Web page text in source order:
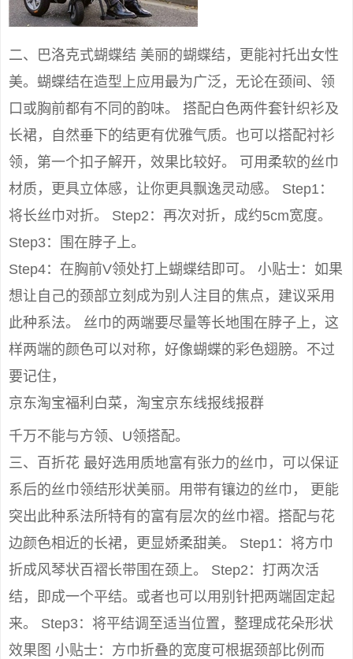
二、巴洛克式蝴蝶结 美丽的蝴蝶结，更能衬托出女性
美。蝴蝶结在造型上应用最为广泛，无论在颈间、领
口或胸前都有不同的韵味。 搭配白色两件套针织衫及
长裙，自然垂下的结更有优雅气质。也可以搭配衬衫
领，第一个扣子解开，效果比较好。 可用柔软的丝巾
材质，更具立体感，让你更具飘逸灵动感。 Step1：
将长丝巾对折。 Step2：再次对折，成约5cm宽度。
Step3：围在脖子上。
Step4：在胸前V领处打上蝴蝶结即可。 小贴士：如果
想让自己的颈部立刻成为别人注目的焦点，建议采用
此种系法。 丝巾的两端要尽量等长地围在脖子上，这
样两端的颜色可以对称，好像蝴蝶的彩色翅膀。不过
要记住，
京东淘宝福利白菜，淘宝京东线报线报群
千万不能与方领、U领搭配。
三、百折花 最好选用质地富有张力的丝巾，可以保证
系后的丝巾领结形状美丽。用带有镶边的丝巾， 更能
突出此种系法所特有的富有层次的丝巾褶。搭配与花
边颜色相近的长裙，更显娇柔甜美。 Step1：将方巾
折成风琴状百褶长带围在颈上。 Step2：打两次活
结，即成一个平结。或者也可以用别针把两端固定起
来。 Step3：将平结调至适当位置，整理成花朵形状
效果图 小贴士：方巾折叠的宽度可根据颈部比例而